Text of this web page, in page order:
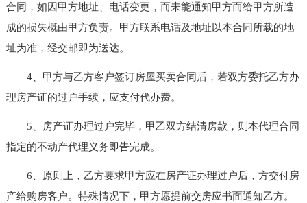
合同，如因甲方地址、电话变更，而未能通知甲方而给甲方所造
成的损失概由甲方负责。甲方联系电话及地址以本合同所载的地
址为准，经交邮即为送达。
4、甲方与乙方客户签订房屋买卖合同后，若双方委托乙方办
理房产证的过户手续，应支付代办费。
5、房产证办理过户完毕，甲乙双方结清房款，则本代理合同
指定的不动产代理义务即告完成。
6、原则上，乙方要求甲方应在房产证办理过户后，方交付房
产给购房客户。特殊情况下，甲方愿提前交房应书面通知乙方。